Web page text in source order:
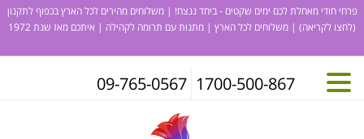
פרחי חודי מאחלת לכם ימים שקטים - ביחד ננצח! | משלוחים מהירים לכל הארץ בכפוף לתקנון
(לחצו לקריאה) | משלוחים לכל הארץ | מתנות עם תרומה לקהילה | איתכם מאז שנת 1972
1700-500-867
09-765-0567